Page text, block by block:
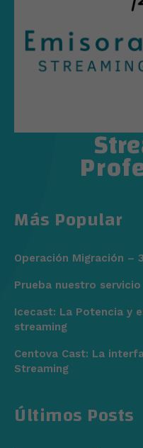
Últimos Posts
Más Popular
Operación Migración –
Prueba nuestro
Icecast: La Potencia y
streaming
Centova Cast: La
Streaming